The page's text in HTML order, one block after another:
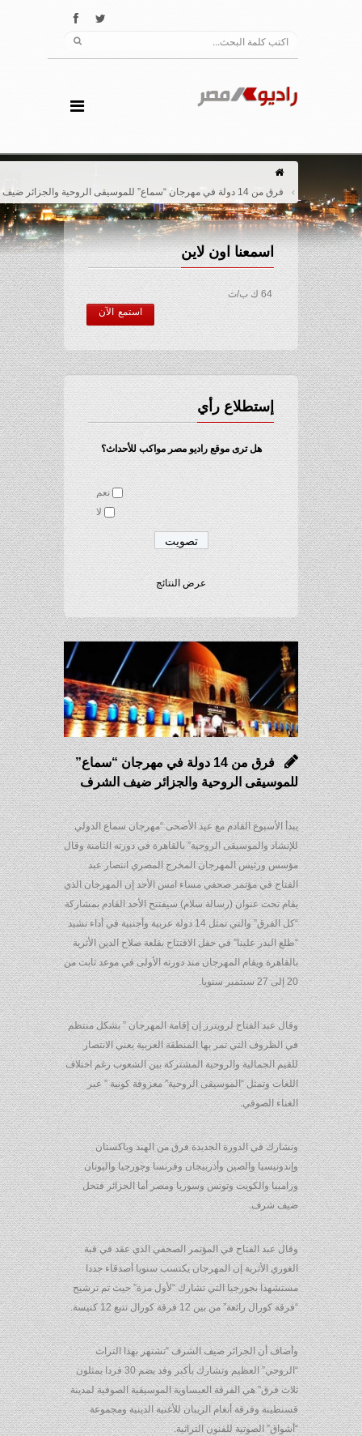
فرق من 14 دولة في مهرجان “سماع” للموسيقى الروحية والجزائر ضيف الشرف
اسمعنا اون لاين
64 ك ب/ث
استمع الآن
إستطلاع رأي
هل ترى موقع راديو مصر مواكب للأحداث؟
نعم
عرض النتائج
فرق من 14 دولة في مهرجان “سماع”
للموسيقى الروحية والجزائر ضيف الشرف
يبدأ الأسبوع القادم مع عيد الأضحى “مهرجان سماع الدولي
للإنشاد والموسيقى الروحية” بالقاهرة في دورته الثامنة وقال
مؤسس ورئيس المهرجان المخرج المصري انتصار عبد
الفتاح في مؤتمر صحفي مساء امس الأحد إن المهرجان الذي
يقام تحت عنوان (رسالة سلام) سيفتتح الأحد القادم بمشاركة
“كل الفرق” والتي تمثل 14 دولة عربية وأجنبية في أداء نشيد
“طلع البدر علينا” في حفل الافتتاح بقلعة صلاح الدين الأثرية
بالقاهرة ويقام المهرجان منذ دورته الأولى في موعد ثابت من
20 إلى 27 سبتمبر سنويا.
وقال عبد الفتاح لرويترز إن إقامة المهرجان ” بشكل منتظم
في الظروف التي تمر بها المنطقة العربية يعني الانتصار
للقيم الجمالية والروحية المشتركة بين الشعوب رغم اختلاف
اللغات وتمثل “الموسيقى الروحية” معزوفة كونية ” عبر
الغناء الصوفي.
وتشارك في الدورة الجديدة فرق من الهند وباكستان
وإندونيسيا والصين وأذربيجان وفرنسا وجورجيا واليونان
وزامبيا والكويت وتونس وسوريا ومصر أما الجزائر فتحل
ضيف شرف.
وقال عبد الفتاح في المؤتمر الصحفي الذي عقد في قبة
الغوري الأثرية إن المهرجان يكتسب سنويا أصدقاء جددا
مستشهدا بجورجيا التي تشارك “لأول مرة” حيث تم ترشيح
“فرقة كورال رائعة” من بين 12 فرقة كورال تتبع 12 كنيسة.
وأضاف أن الجزائر ضيف الشرف “تشتهر بهذا التراث
“الروحي” العظيم وتشارك بأكبر وفد يضم 30 فردا يمثلون
ثلاث فرق” هي الفرقة العيساوية الموسيقية الصوفية لمدينة
قسنطينة وفرقة أنغام الزيبان للأغنية الدينية ومجموعة
“أشواق” الصوتية للفنون التراثية.